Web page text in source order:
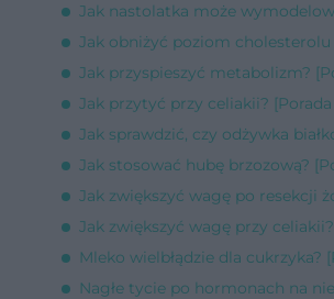
Jak nastolatka może
Jak obniżyć poziom
Jak przyspieszyć metabolizm?
Jak przytyć przy celiakii?
Jak sprawdzić, czy odżywka
Jak stosować hubę brzozową?
Jak zwiększyć wagę po resekcji
Jak zwiększyć wagę przy
Mleko wielbłądzie dla cukrzyka?
Nagłe tycie po hormonach na